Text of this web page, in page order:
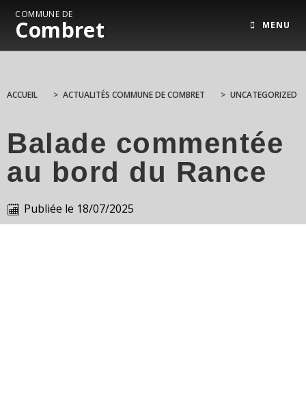
COMMUNE DE
Combret MENU
ACCUEIL > ACTUALITÉS COMMUNE DE COMBRET > UNCATEGORIZED
Balade commentée
au bord du Rance
Publiée le 18/07/2025